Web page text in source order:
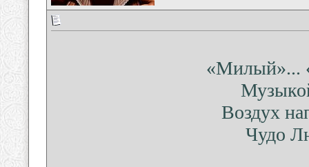
«Милый»...
Воздух
Чудо